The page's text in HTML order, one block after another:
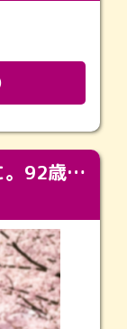
同窓会のように、なごやかに。92歳の旅立ちを彩った、再会と感謝の場